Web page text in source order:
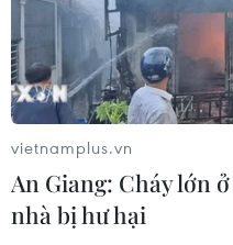
Quảng Trị: Mùa mưa lũ
thường trực nỗi lo bờ
Mưa dông khiến
vietnamplus.vn
An Giang: Cháy lớn
nhà bị hư hại